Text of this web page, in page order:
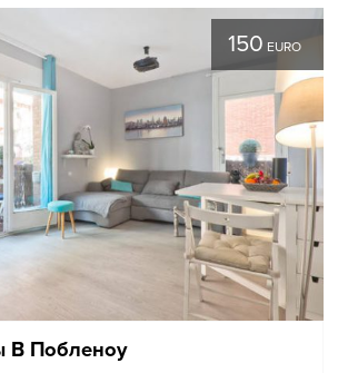
150 EURO
В Побленоу